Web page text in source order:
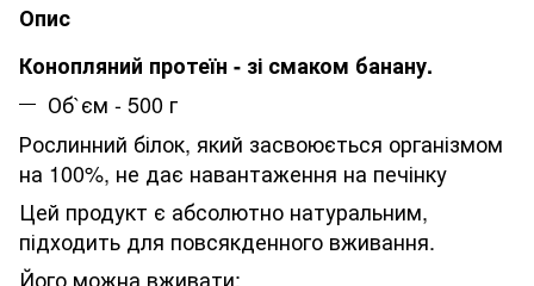
Опис
Конопляний протеїн - зі смаком банану.
Об`єм - 500 г
Рослинний білок, який засвоюється організмом
на 100%, не дає навантаження на печінку
Цей продукт є абсолютно натуральним,
підходить для повсякденного вживання.
Його можна вживати: